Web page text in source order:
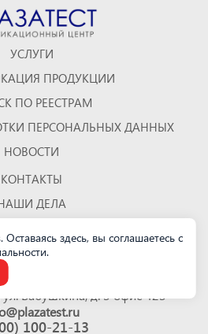
УСЛУГИ
ПРОДУКЦИИ
ПО РЕЕСТРАМ
ПЕРСОНАЛЬНЫХ ДАННЫХ
НОВОСТИ
КОНТАКТЫ
ДЕЛА
САЙТА
Петербург
ул. Бабушкина, д. 3 офис 423
100-21-13
здесь, вы соглашаетесь с
.